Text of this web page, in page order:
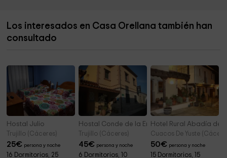
Los interesados en Casa Orellana también han
consultado
Hostal Julio
Trujillo (Cáceres)
25€ persona y noche
16 Dormitorios, 25
Hostal Conde de la Encina
Trujillo (Cáceres)
45€ persona y noche
6 Dormitorios, 10
Hotel Rural Abadía de
Cuacos De Yuste
50€ persona y noche
15 Dormitorios, 15